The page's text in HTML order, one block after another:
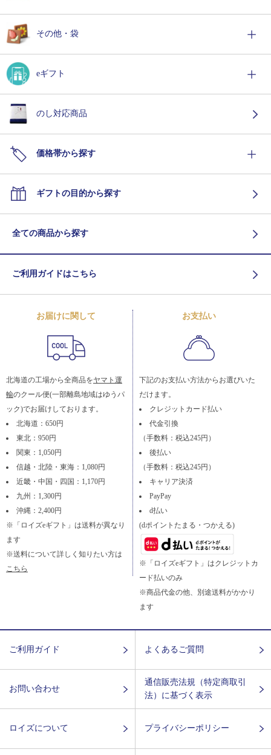
その他・袋
eギフト
のし対応商品
価格帯から探す
ギフトの目的から探す
全ての商品から探す
ご利用ガイドはこちら
お届けに関して
北海道の工場から全商品をヤマト運
輸のクール便(一部離島地域はゆうパ
ック)でお届けしております。
北海道：650円
東北：950円
関東：1,050円
信越・北陸・東海：1,080円
近畿・中国・四国：1,170円
九州：1,300円
沖縄：2,400円
※「ロイズeギフト」は送料が異なり
ます
※送料について詳しく知りたい方は
こちら
お支払い
下記のお支払い方法からお選びいた
だけます。
クレジットカード払い
代金引換
（手数料：税込245円）
後払い
（手数料：税込245円）
キャリア決済
PayPay
d払い
(dポイントたまる・つかえる)
※「ロイズeギフト」はクレジットカ
ード払いのみ
※商品代金の他、別途送料がかかり
ます
ご利用ガイド よくあるご質問
お問い合わせ
通信販売法規（特定商取引
法）に基づく表示
ロイズについて プライバシーポリシー